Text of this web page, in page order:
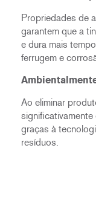
Propriedades de
garantem que a
e dura mais
ferrugem e
Ao eliminar
graças à
resíduos.